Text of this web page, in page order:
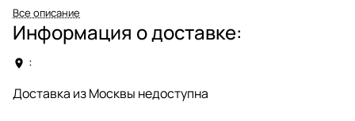
Все описание
Информация о доставке:
:
Доставка из Москвы недоступна